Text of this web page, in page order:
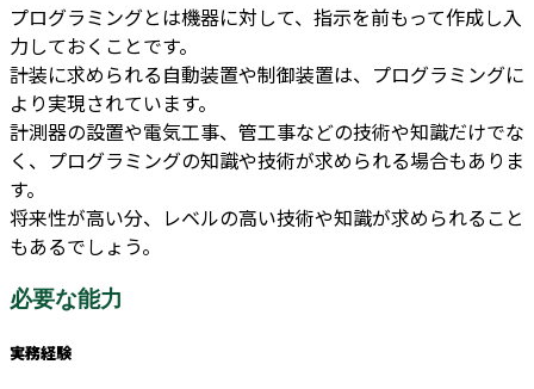
プログラミングとは機器に対して、指示を前もって作成し入
力しておくことです。
計装に求められる自動装置や制御装置は、プログラミングに
より実現されています。
計測器の設置や電気工事、管工事などの技術や知識だけでな
く、プログラミングの知識や技術が求められる場合もありま
す。
将来性が高い分、レベルの高い技術や知識が求められること
もあるでしょう。
必要な能力
実務経験